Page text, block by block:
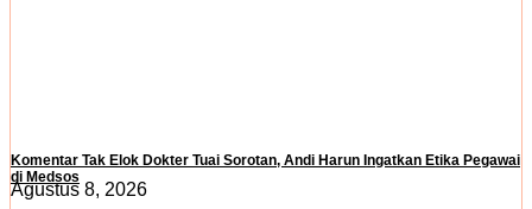
Komentar Tak Elok Dokter Tuai Sorotan, Andi Harun Ingatkan Etika Pegawai
di Medsos
Agustus 8, 2026